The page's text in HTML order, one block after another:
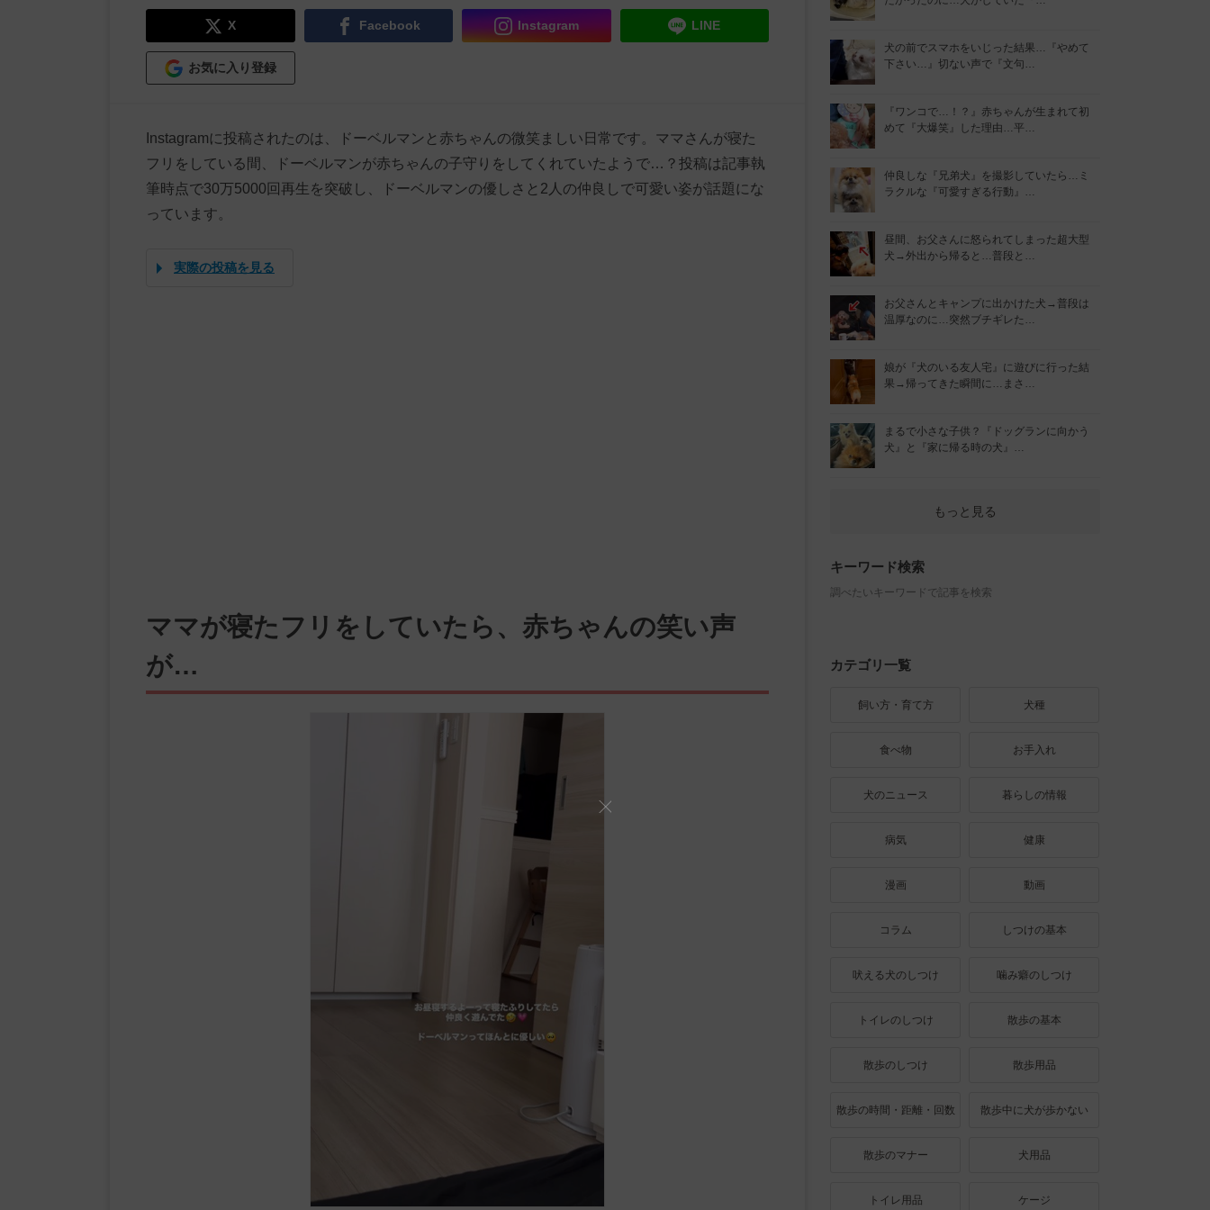
X Facebook Instagram LINE
お気に入り登録
Instagramに投稿されたのは、ドーベルマンと赤ちゃんの微笑ましい日常です。ママさんが寝た
フリをしている間、ドーベルマンが赤ちゃんの子守りをしてくれていたようで…？投稿は記事執
筆時点で30万5000回再生を突破し、ドーベルマンの優しさと2人の仲良しで可愛い姿が話題にな
っています。
実際の投稿を見る
ママが寝たフリをしていたら、赤ちゃんの笑い声
が…
犬の前でスマホをいじった結果…『やめて
下さい…』切ない声で『文句…
『ワンコで…！？』赤ちゃんが生まれて初
めて『大爆笑』した理由…平…
仲良しな『兄弟犬』を撮影していたら…ミ
ラクルな『可愛すぎる行動』…
昼間、お父さんに怒られてしまった超大型
犬→外出から帰ると…普段と…
お父さんとキャンプに出かけた犬→普段は
温厚なのに…突然ブチギレた…
娘が『犬のいる友人宅』に遊びに行った結
果→帰ってきた瞬間に…まさ…
まるで小さな子供？『ドッグランに向かう
犬』と『家に帰る時の犬』…
もっと見る
キーワード検索
調べたいキーワードで記事を検索
カテゴリ一覧
飼い方・育て方 犬種
食べ物 お手入れ
犬のニュース 暮らしの情報
病気 健康
漫画 動画
コラム しつけの基本
吠える犬のしつけ 噛み癖のしつけ
トイレのしつけ 散歩の基本
散歩のしつけ 散歩用品
散歩の時間・距離・回数 散歩中に犬が歩かない
散歩のマナー 犬用品
トイレ用品 ケージ